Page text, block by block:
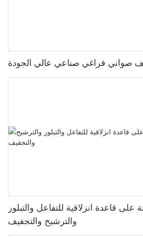
صواني فراغي صناعي عالي الجودة
على قاعدة انزلاقية للتفاعل والتبلور
والترشيح والتجفيف